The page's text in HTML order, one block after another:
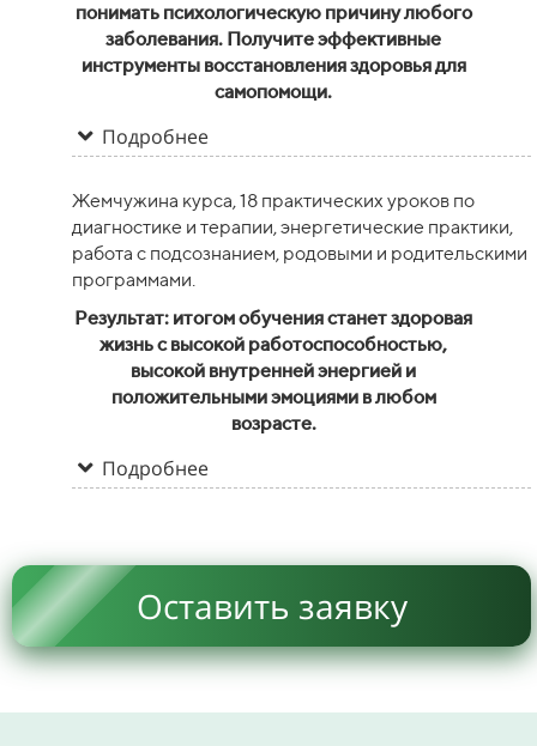
понимать психологическую причину любого
заболевания. Получите эффективные
инструменты восстановления здоровья для
самопомощи.
Подробнее
Жемчужина курса, 18 практических уроков по
диагностике и терапии, энергетические практики,
работа с подсознанием, родовыми и родительскими
программами.
Результат: итогом обучения станет здоровая
жизнь с высокой работоспособностью,
высокой внутренней энергией и
положительными эмоциями в любом
возрасте.
Подробнее
Оставить заявку